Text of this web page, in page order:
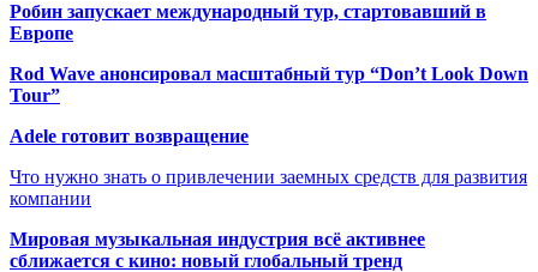
Робин запускает международный тур, стартовавший в
Европе
Rod Wave анонсировал масштабный тур “Don’t Look Down
Tour”
Adele готовит возвращение
Что нужно знать о привлечении заемных средств для развития
компании
Мировая музыкальная индустрия всё активнее
сближается с кино: новый глобальный тренд